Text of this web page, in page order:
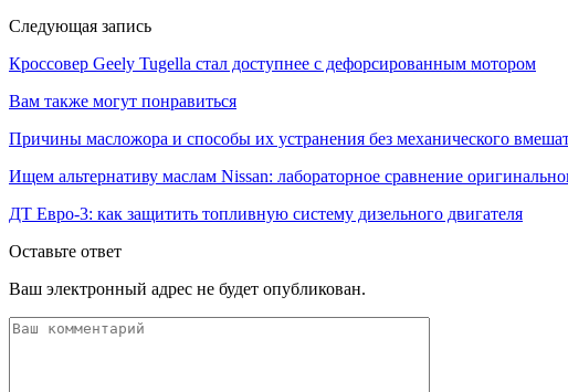
Следующая запись
Кроссовер Geely Tugella стал доступнее с дефорсированным мотором
Вам также могут понравиться
Причины масложора и способы их устранения без механического
Ищем альтернативу маслам Nissan: лабораторное сравнение
ДТ Евро-3: как защитить топливную систему дизельного двигателя
Оставьте ответ
Ваш электронный адрес не будет опубликован.